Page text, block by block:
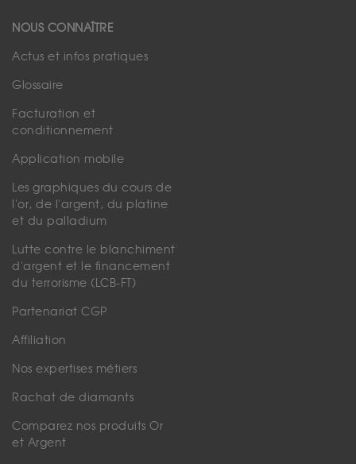
NOUS CONNAÎTRE
Actus et infos pratiques
Glossaire
Facturation et
conditionnement
Application mobile
Les graphiques du cours de
l'or, de l'argent, du platine
et du palladium
Lutte contre le blanchiment
d'argent et le financement
du terrorisme (LCB-FT)
Partenariat CGP
Affiliation
Nos expertises métiers
Rachat de diamants
Comparez nos produits Or
et Argent